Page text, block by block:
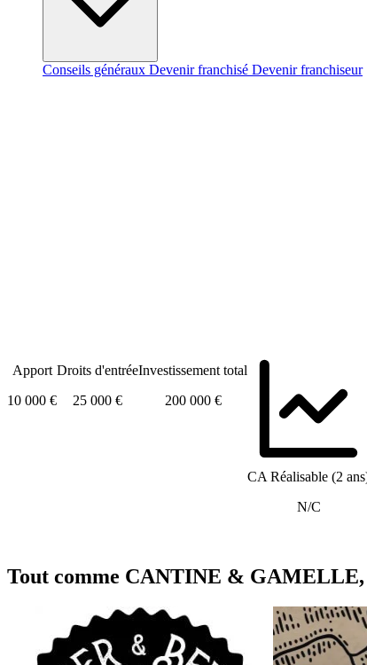
Conseils généraux Devenir franchisé Devenir franchiseur
Apport
10 000 €
Droits d'entrée
25 000 €
Investissement total
200 000 €
CA Réalisable (2
N/C
Tout comme CANTINE & GAMELLE,